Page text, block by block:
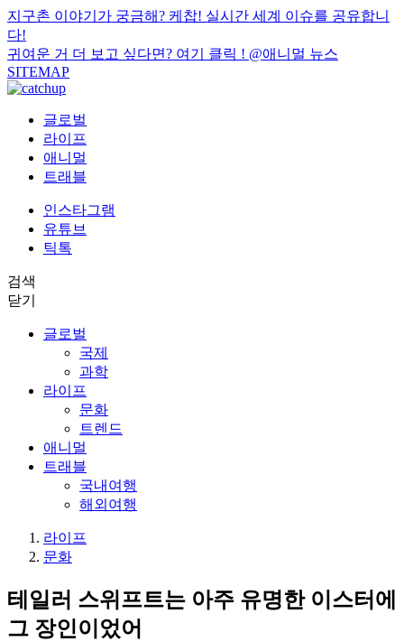
지구촌 이야기가 궁금해? 케찹! 실시간 세계 이슈를 공유합니
다!
귀여운 거 더 보고 싶다면? 여기 클릭 ! @애니멀 뉴스
SITEMAP
글로벌
라이프
애니멀
트래블
인스타그램
유튜브
틱톡
검색
닫기
글로벌
국제
과학
라이프
문화
트렌드
애니멀
트래블
국내여행
해외여행
라이프
문화
테일러 스위프트는 아주 유명한 이스터에
그 장인이었어